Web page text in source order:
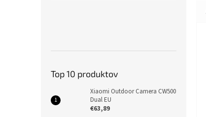
Top 10 produktov
Xiaomi Outdoor Camera CW500
Dual EU
€63,89